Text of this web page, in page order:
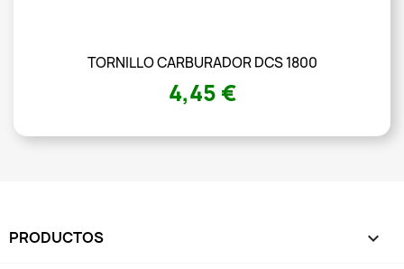
TORNILLO CARBURADOR DCS 1800
4,45 €
PRODUCTOS 